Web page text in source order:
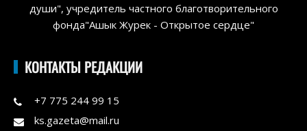
души", учредитель частного благотворительного
фонда"Ашык Журек - Открытое сердце"
КОНТАКТЫ РЕДАКЦИИ
+7 775 244 99 15
ks.gazeta@mail.ru